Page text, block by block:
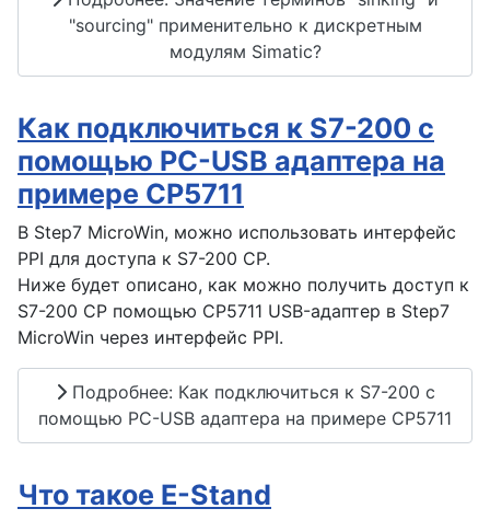
"sourcing" применительно к дискретным
модулям Simatic?
Как подключиться к S7-200 с
помощью PC-USB адаптера на
примере CP5711
В Step7 MicroWin, можно использовать интерфейс
PPI для доступа к S7-200 CP.
Ниже будет описано, как можно получить доступ к
S7-200 CP помощью CP5711 USB-адаптер в Step7
MicroWin через интерфейс PPI.
Подробнее: Как подключиться к S7-200 с
помощью PC-USB адаптера на примере CP5711
Что такое E-Stand